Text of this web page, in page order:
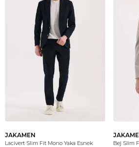
JAKAMEN
Lacivert Slim Fit Mono Yaka Esnek
Bej Slim